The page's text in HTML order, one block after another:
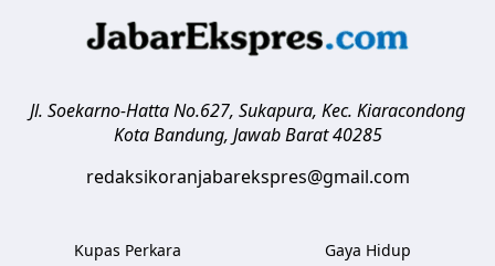
Jl. Soekarno-Hatta No.627, Sukapura, Kec. Kiaracondong
Kota Bandung, Jawab Barat 40285
redaksikoranjabarekspres@gmail.com
Kupas Perkara Gaya Hidup